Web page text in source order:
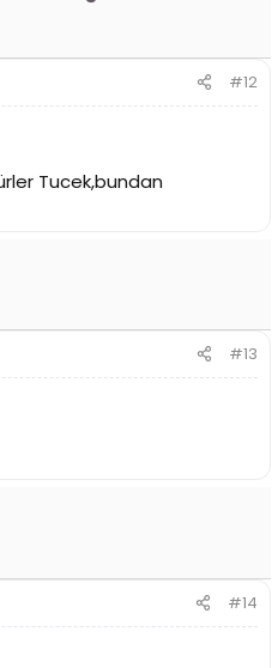
#12
Tucek,bundan
#13
#14